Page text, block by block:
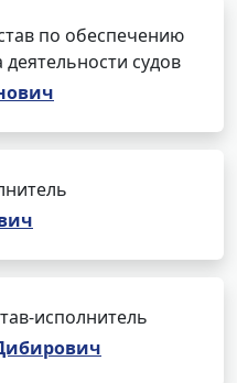
по обеспечению
судов
исполнитель